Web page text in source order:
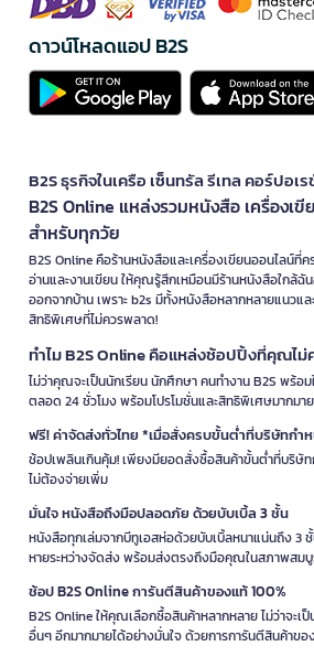
ดาวน์โหลดแอป B2S
B2S ธุรกิจในเครือ เซ็นทรัล รีเทล คอร์ปอเ
B2S Online แหล่งรวมหนังสือ เครื่องเขี
สำหรับทุกวัย
B2S Online คือร้านหนังสือและเครื่องเขียนออนไลน์ที่
อ่านและงานเขียน ให้คุณรู้สึกเหมือนมีร้านหนังสือใกล้ฉั
ออกจากบ้าน เพราะ b2s มีทั้งหนังสือหลากหลายแนว
สิทธิพิเศษที่ไม่ควรพลาด!
ทำไม B2S Online คือแหล่งช้อปปิ้งที่คุณไ
ไม่ว่าคุณจะเป็นนักเรียน นักศึกษา คนทำงาน B2S พร้
ตลอด 24 ชั่วโมง พร้อมโปรโมชั่นและสิทธิพิเศษมากมาย
ฟรี! ค่าจัดส่งทั่วไทย *เมื่อสั่งครบขั้นต่ำที่บริษัทกำ
ช้อปเพลินเกินคุ้ม! เพียงมียอดสั่งซื้อสินค้าขั้นต่ำที่บริษั
ไม่ต้องจ่ายเพิ่ม
มั่นใจ หนังสือถึงมือปลอดภัย ด้วยบับเบิ้ล 3 ชั้น
หนังสือทุกเล่มจากบีทูเอสห่อด้วยบับเบิ้ลหนาแน่นถึง 3
หายระหว่างจัดส่ง พร้อมส่งตรงถึงมือคุณในสภาพสม
ช้อป B2S Online การันตีสินค้าของแท้ 100%
B2S Online ให้คุณเลือกซื้อสินค้าหลากหลาย ไม่ว่าจะเ
อื่นๆ อีกมากมายได้อย่างมั่นใจ ด้วยการการันตีสินค้าข